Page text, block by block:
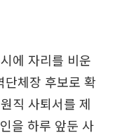
에 자리를 비운
단체장 후보로 확
직 사퇴서를 제
을 하루 앞둔 사